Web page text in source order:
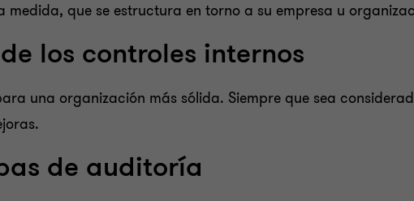
que se estructura en torno a su empresa u
los controles internos
una organización más sólida. Siempre que sea
de auditoría